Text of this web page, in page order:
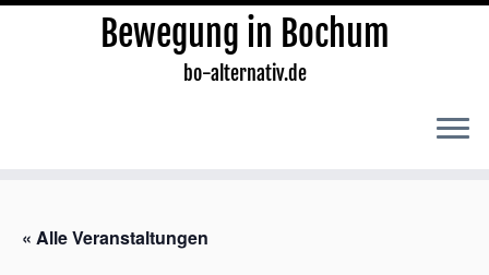
springen
Bewegung in Bochum
bo-alternativ.de
« Alle Veranstaltungen